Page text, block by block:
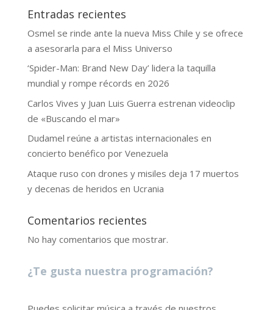
Entradas recientes
Osmel se rinde ante la nueva Miss Chile y se ofrece
a asesorarla para el Miss Universo
‘Spider-Man: Brand New Day’ lidera la taquilla
mundial y rompe récords en 2026
Carlos Vives y Juan Luis Guerra estrenan videoclip
de «Buscando el mar»
Dudamel reúne a artistas internacionales en
concierto benéfico por Venezuela
Ataque ruso con drones y misiles deja 17 muertos
y decenas de heridos en Ucrania
Comentarios recientes
No hay comentarios que mostrar.
¿Te gusta nuestra programación?